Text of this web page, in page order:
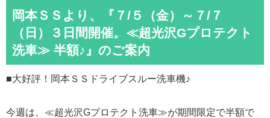
岡本ＳＳより、『７/５（金）～７/７
（日）３日間開催。≪超光沢Gプロテクト
洗車≫ 半額♪』のご案内
■大好評！岡本ＳＳドライブスルー洗車機♪
今週は、≪超光沢Gプロテクト洗車≫が期間限定で半額で